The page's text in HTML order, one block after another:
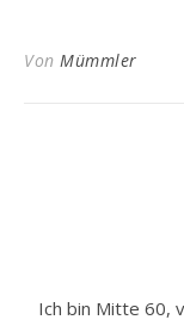
Von Mümmler
Ich bin Mitte 60,